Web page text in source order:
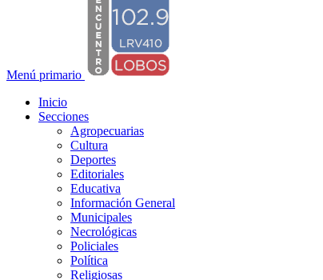
Menú primario
Inicio
Secciones
Agropecuarias
Cultura
Deportes
Editoriales
Educativa
Información General
Municipales
Necrológicas
Policiales
Política
Religiosas